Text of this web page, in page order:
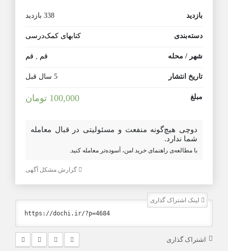
بازدید 338 بازدید
دسته‌بندی کتابهای کمک‌درسی
شهر / محله قم , قم
تاریخ انتشار 5 سال قبل
مبلغ 100,000 تومان
دوچی هیچ‌گونه منفعت و مسئولیتی در قبال معامله
شما ندارد.
با مطالعه‌ی راهنمای خرید امن، آسوده‌تر معامله کنید.
گزارش مشکل آگهی
لینک اشتراک گذاری
اشتراک گذاری